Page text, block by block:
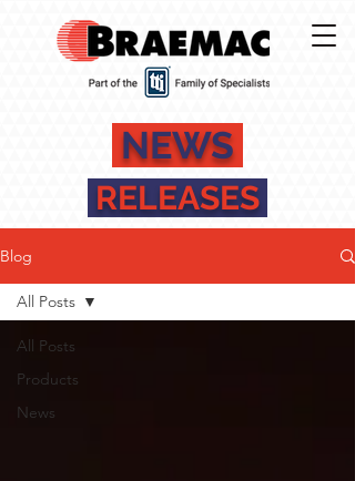
NEWS
RELEASES
Blog
All Posts
Products
News
All Posts